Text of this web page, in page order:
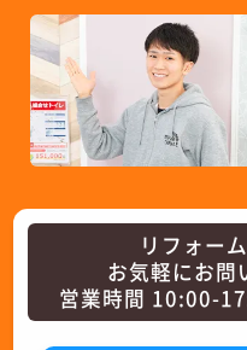
リフォー
お気軽にお
営業時間 10:00-